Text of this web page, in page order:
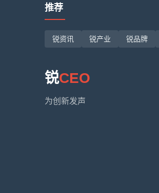
推荐
锐资讯 锐产业 锐品牌
锐CEO
为创新发声